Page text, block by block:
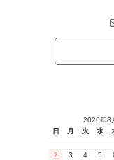
2026年8
日
月 火 水
2
3 4 5